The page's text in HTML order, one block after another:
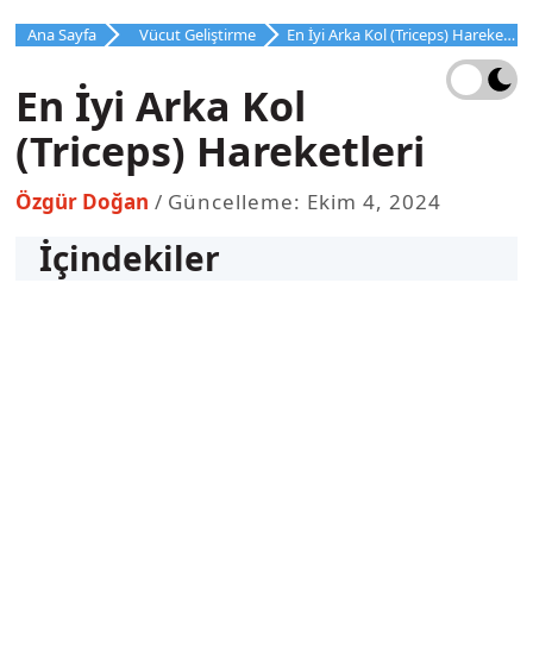
atlaAna Sayfa Vücut Geliştirme En İyi Arka Kol (Triceps) Hareketleri
En İyi Arka Kol
(Triceps) Hareketleri
Güncelleme: Ekim 4, 2024
Özgür Doğan
İçindekiler